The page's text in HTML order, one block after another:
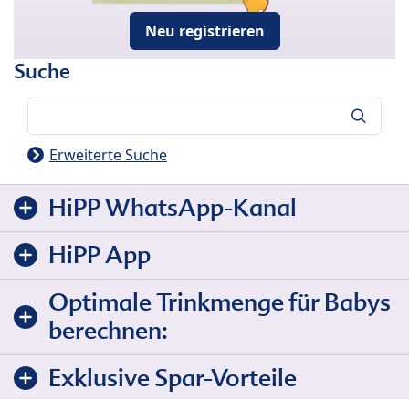
Neu registrieren
Suche
Erweiterte Suche
HiPP WhatsApp-Kanal
HiPP App
Optimale Trinkmenge für Babys
berechnen:
Exklusive Spar-Vorteile